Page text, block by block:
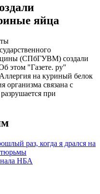
яйца
(СПбГУВМ) создали
этом "Газете. ру"
на куриный белок
организма связана с
при
раз, когда я дрался на
тюрьмы
НБА